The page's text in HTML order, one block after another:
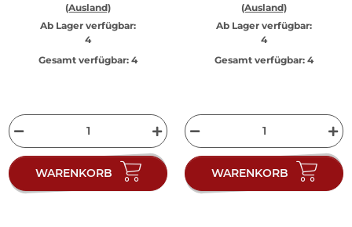
(Ausland)
Ab Lager verfügbar:
4
Gesamt verfügbar: 4
WARENKORB
(Ausland)
Ab Lager verfügbar:
4
Gesamt verfügbar: 4
WARENKORB